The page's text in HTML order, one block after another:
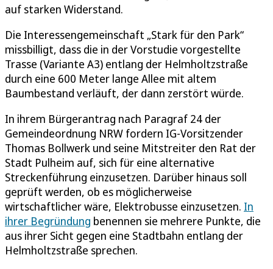
auf starken Widerstand.
Die Interessengemeinschaft „Stark für den Park“
missbilligt, dass die in der Vorstudie vorgestellte
Trasse (Variante A3) entlang der Helmholtzstraße
durch eine 600 Meter lange Allee mit altem
Baumbestand verläuft, der dann zerstört würde.
In ihrem Bürgerantrag nach Paragraf 24 der
Gemeindeordnung NRW fordern IG-Vorsitzender
Thomas Bollwerk und seine Mitstreiter den Rat der
Stadt Pulheim auf, sich für eine alternative
Streckenführung einzusetzen. Darüber hinaus soll
geprüft werden, ob es möglicherweise
wirtschaftlicher wäre, Elektrobusse einzusetzen. In
ihrer Begründung benennen sie mehrere Punkte, die
aus ihrer Sicht gegen eine Stadtbahn entlang der
Helmholtzstraße sprechen.